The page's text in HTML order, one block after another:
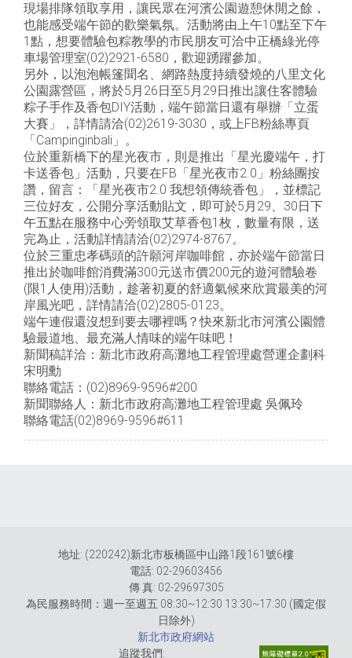
現場排隊領取享用，讓民眾在河濱公園遊憩休閒之餘，
也能感受端午節的歡樂氣氛。活動將由上午10點至下午
1點，想要體驗包粽教學的市民朋友可洽中正橋綠光停
車場管理室(02)2921-6580，歡迎踴躍參加。
另外，以泡泡帳篷聞名、網路熱度持續發燒的八里文化
公園露營區，將於5月26日至5月29日推出讓住客體驗
粽子手作及香包DIY活動，端午節當日還有舉辦「立蛋
大賽」，詳情請洽(02)2619-3030，或上FB粉絲專頁
「Campinginbali」。
位於重新橋下的星光夜市，則是推出「星光慶端午，打
卡送香包」活動，只要在FB「星光夜市2.0」粉絲團按
讚，留言：「星光夜市2.0 我想領傳統香包」，並標記
三位好友，公開分享活動貼文，即可於5月29、30日下
午五點在服務中心旁領取艾草香包1枚，數量有限，送
完為止，活動詳情請洽(02)2974-8767。
位於三重忠孝碼頭的許願河岸咖啡館，亦於端午節當日
推出於咖啡館消費滿300元送市價200元的遊河體驗卷
(限1人使用)活動，趁著初夏的舒適氣候來欣賞最美的河
岸風光吧，詳情請洽(02)2805-0123。
端午連假還沒想到要去哪裡嗎？快來新北市河濱公園體
驗最道地、最充滿人情味的端午味吧！
新聞稿詳洽：新北市政府高灘地工程管理處營運企劃科
宋明勳
聯絡電話：(02)8969-9596#200
新聞聯絡人：新北市政府高灘地工程管理處 吳佩玲
聯絡電話(02)8969-9596#611
地址: (220242)新北市板橋區中山路1段161號6樓
電話: 02-29603456
傳 真: 02-29697305
為民服務時間：週一至週五 08:30~12:30 13:30~17:30 (國定假
日除外)
新北市政府網站
追蹤我們: